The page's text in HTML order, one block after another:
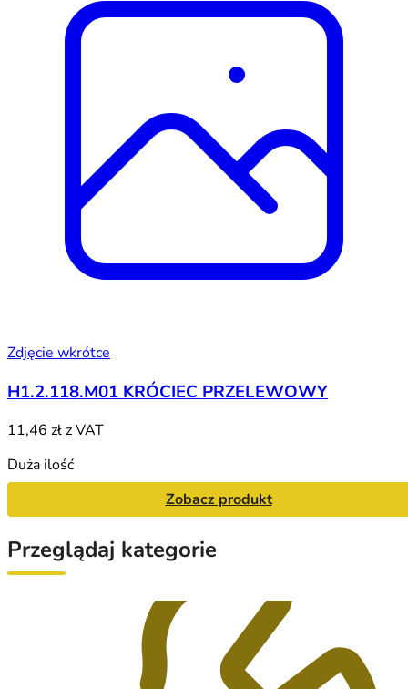
Zdjęcie wkrótce
H1.2.118.M01 KRÓCIEC PRZELEWOWY
11,46 złz VAT
Duża ilość
Zobacz produkt
Przeglądaj kategorie